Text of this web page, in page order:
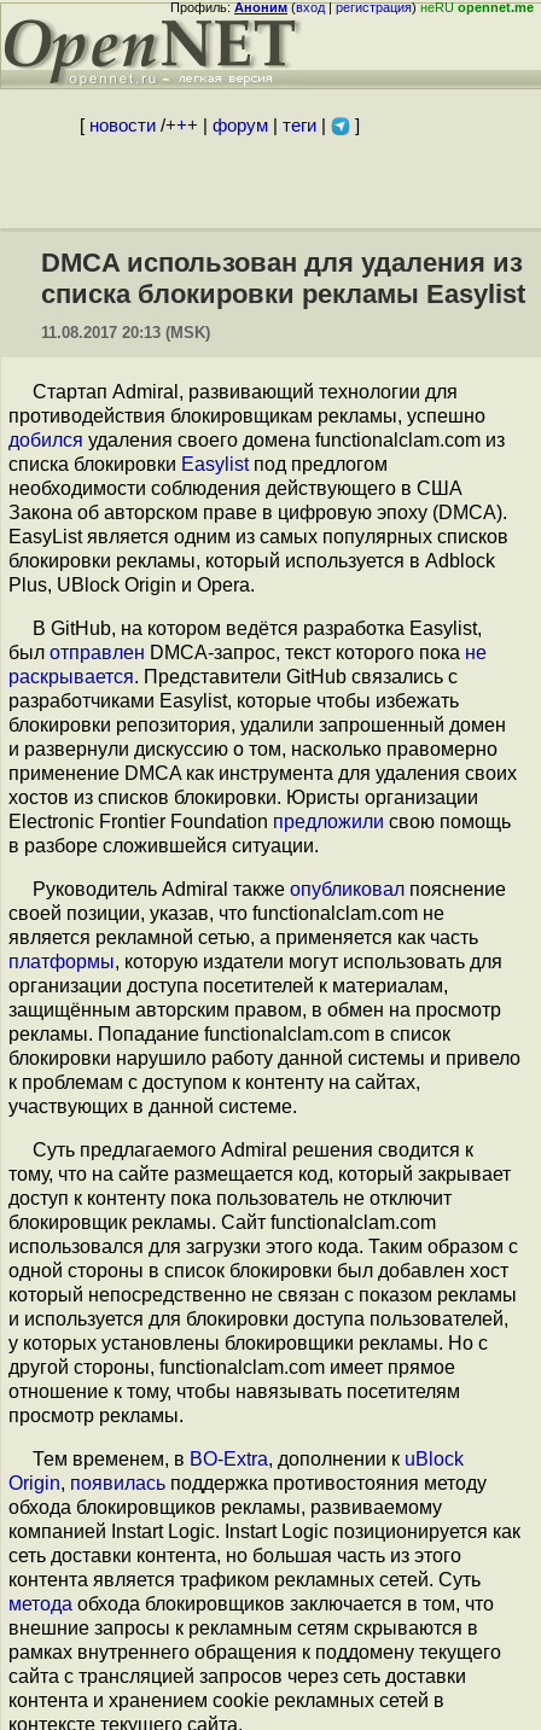
Профиль:Аноним(вход|регистрация)неRUopennet.me
[ новости/+++ форум| теги| ]
DMCA использован для удаления из
списка блокировки рекламы Easylist
11.08.2017 20:13 (MSK)
Стартап Admiral, развивающий технологии для
противодействия блокировщикам рекламы, успешно
добился удаления своего домена functionalclam.com из
списка блокировки Easylistпод предлогом
необходимости соблюдения действующего в США
Закона об авторском праве в цифровую эпоху (DMCA).
EasyList является одним из самых популярных списков
блокировки рекламы, который используется в Adblock
Plus, UBlock Origin и Opera.
В GitHub, на котором ведётся разработка Easylist,
был отправлен DMCA-запрос, текст которого пока не
раскрывается. Представители GitHub связались с
разработчиками Easylist, которые чтобы избежать
блокировки репозитория, удалили запрошенный домен
и развернули дискуссию о том, насколько правомерно
применение DMCA как инструмента для удаления своих
хостов из списков блокировки. Юристы организации
Electronic Frontier Foundation предложили свою помощь
в разборе сложившейся ситуации.
Руководитель Admiral также опубликовал пояснение
своей позиции, указав, что functionalclam.com не
является рекламной сетью, а применяется как часть
платформы, которую издатели могут использовать для
организации доступа посетителей к материалам,
защищённым авторским правом, в обмен на просмотр
рекламы. Попадание functionalclam.com в список
блокировки нарушило работу данной системы и привело
к проблемам с доступом к контенту на сайтах,
участвующих в данной системе.
Суть предлагаемого Admiral решения сводится к
тому, что на сайте размещается код, который закрывает
доступ к контенту пока пользователь не отключит
блокировщик рекламы. Сайт functionalclam.com
использовался для загрузки этого кода. Таким образом с
одной стороны в список блокировки был добавлен хост
который непосредственно не связан с показом рекламы
и используется для блокировки доступа пользователей,
у которых установлены блокировщики рекламы. Но с
другой стороны, functionalclam.com имеет прямое
отношение к тому, чтобы навязывать посетителям
просмотр рекламы.
Тем временем, в BO-Extra, дополнении к uBlock
Origin, появилась поддержка противостояния методу
обхода блокировщиков рекламы, развиваемому
компанией Instart Logic. Instart Logic позиционируется как
сеть доставки контента, но большая часть из этого
контента является трафиком рекламных сетей. Суть
метода обхода блокировщиков заключается в том, что
внешние запросы к рекламным сетям скрываются в
рамках внутреннего обращения к поддомену текущего
сайта с трансляцией запросов через сеть доставки
контента и хранением cookie рекламных сетей в
контексте текущего сайта.